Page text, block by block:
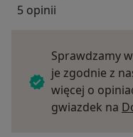
5 opinii
Sprawdzamy
je zgodnie z
więcej o
gwiazdek na